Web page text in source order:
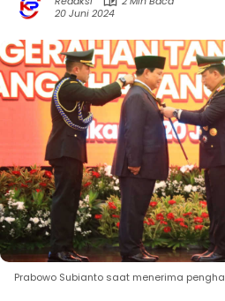
20 Juni 2024
Prabowo Subianto saat menerima